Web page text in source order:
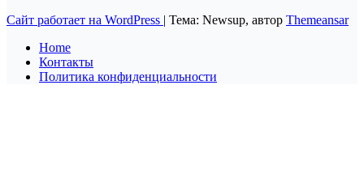
Сайт работает на WordPress | Тема: Newsup, автор Themeansar
Home
Контакты
Политика конфиденциальности